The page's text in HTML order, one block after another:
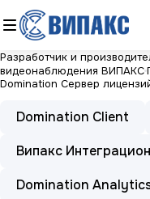
Разработчик и
видеонаблюдения ВИПАКС
Domination Сервер
Domination Client
Випакс
Domination